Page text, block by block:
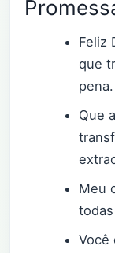
Feliz
que
pena.
Que
Meu
Você